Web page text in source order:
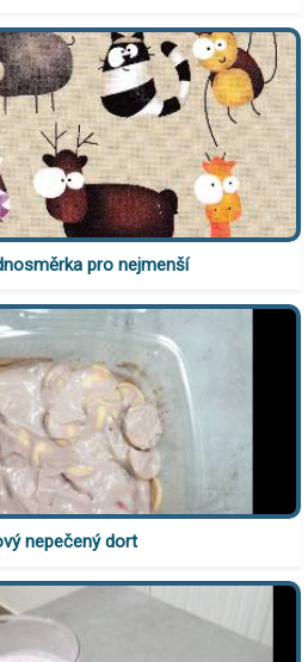
pro nejmenší
nepečený dort